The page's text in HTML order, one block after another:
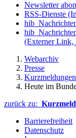
Newsletter
RSS-Dienste
(Externer Link,
Webarchiv
Presse
Heute im
zurück zu:
Barrierefreiheit
Datenschutz